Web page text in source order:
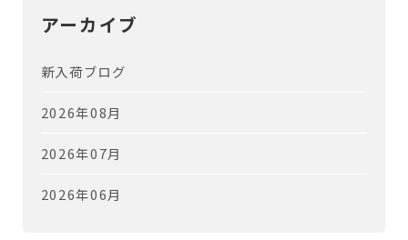
アーカイブ
新入荷ブログ
2026年08月
2026年07月
2026年06月